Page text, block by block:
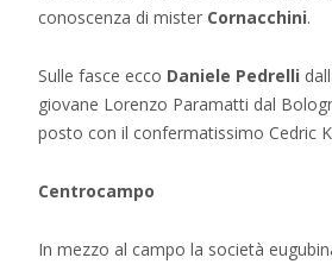
conoscenza di mister Cornacchini.
Sulle fasce ecco Daniele Pedrelli
giovane Lorenzo Paramatti dal
posto con il confermatissimo Cedric
Centrocampo
In mezzo al campo la società